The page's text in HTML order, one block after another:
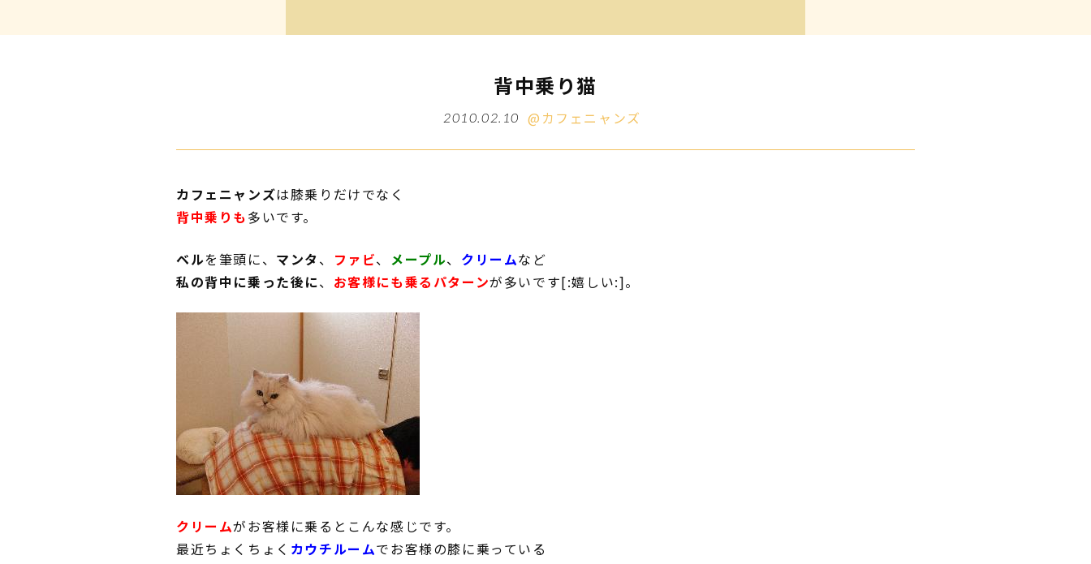
背中乗り猫
2010.02.10 @カフェニャンズ
カフェニャンズは膝乗りだけでなく
背中乗りも多いです。
ベルを筆頭に、 マンタ、 ファビ、 メープル、 クリームなど
私の背中に乗った後に、 お客様にも乗るパターンが多いです[:嬉しい:]。
クリームがお客様に乗るとこんな感じです。
最近ちょくちょく カウチルームでお客様の膝に乗っている